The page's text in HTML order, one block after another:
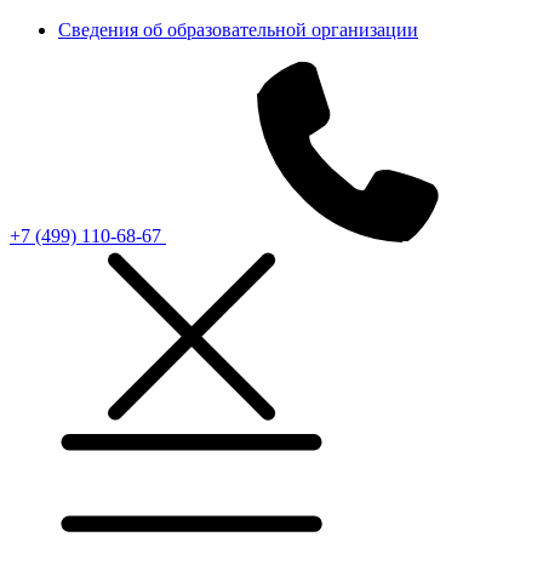
Сведения об образовательной организации
+7 (499) 110-68-67